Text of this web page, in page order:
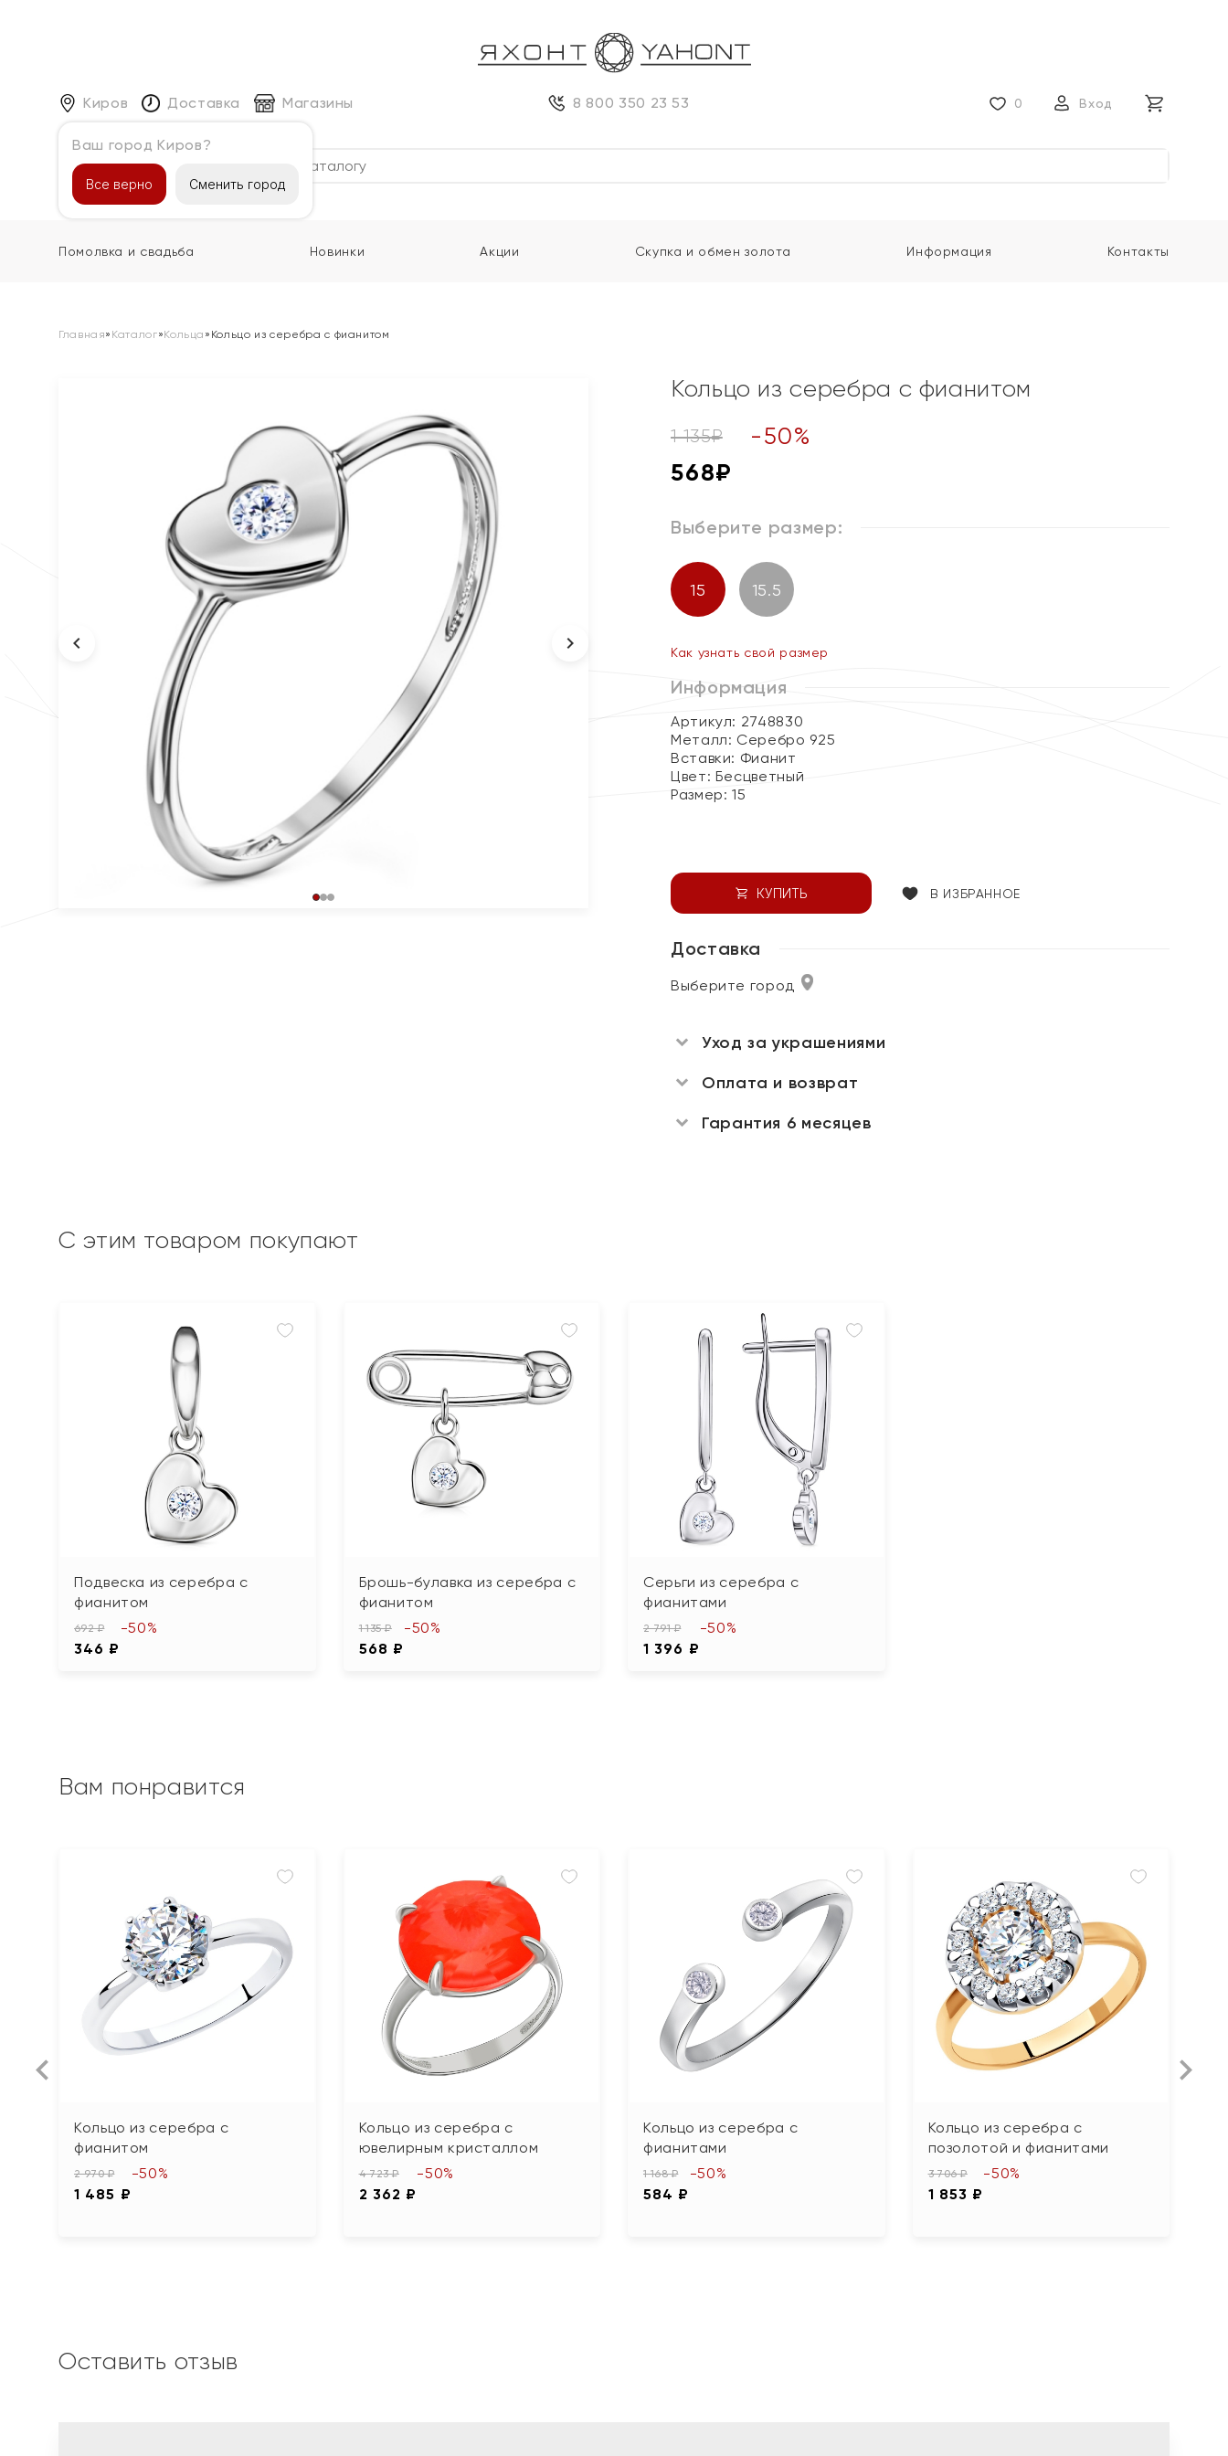
Киров
Ваш город Киров?
Все верно Сменить город
Доставка Магазины 8 800 350 23 53 0 Вход
Каталог
Помолвка и свадьба Новинки Акции Скупка и обмен золота Информация Контакты
Главная» Каталог»Кольца » Кольцо из серебра с фианитом
Кольцо из серебра с фианитом
1 135₽ -50%
568₽
Выберите размер:
15 15.5
Как узнать свой размер
Информация
Артикул: 2748830
Металл: Серебро 925
Вставки: Фианит
Цвет: Бесцветный
Размер:15
КУПИТЬ В ИЗБРАННОЕ
Доставка
Выберите город
Уход за украшениями
Оплата и возврат
Гарантия 6 месяцев
С этим товаром покупают
Подвеска из серебра с
фианитом
692 ₽
346 ₽
-50%
Брошь-булавка из серебра с
фианитом
1 135 ₽
568 ₽
-50%
Серьги из серебра с
фианитами
2 791 ₽
1 396 ₽
-50%
Вам понравится
Кольцо из серебра с
фианитом
2 970 ₽
1 485 ₽
-50%
Кольцо из серебра с
ювелирным кристаллом
4 723 ₽
2 362 ₽
-50%
Кольцо из серебра с
фианитами
1 168 ₽
584 ₽
-50%
Кольцо из серебра с
позолотой и фианитами
3 706 ₽
1 853 ₽
-50%
Оставить отзыв